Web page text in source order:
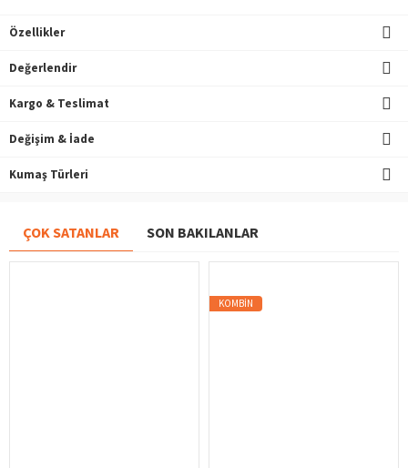
Özellikler
Değerlendir
Kargo & Teslimat
Değişim & İade
Kumaş Türleri
ÇOK SATANLAR SON BAKILANLAR
KOMBIN